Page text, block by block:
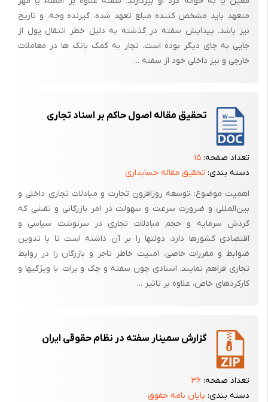
سوال : آیا در مثال بالا مسئولیت عدم پرداخت تنها با صادر کننده است ؟
خیر . نفرات قبل هم مسئولیت دارند البته آنها مسئولیت کیفری ندارند بلکه
مسئولیت مدنی دارند و تنها از آنها میتوان وجه چک را طلب کرد .
پرداخت کننده :
وظیفه دارد در برگ مخصوص که مشخصات چک ، و هویت و نشانی کامل
صادر کننده ، که علت عدم پرداخت در آن ذکر شده باشد به روشنی قید کتد .
سپس این برگ را مهر و امضاء کرده و دارنده چک تسلیم کند . دارنده چک باید
دقت کند که تمامی موارد ذکر شده باشد و علت عدم پرداخت نیز در آن برگه
توسط بانک پر شده باشد . همچنین بانک وظیفه دارد نسخه دوم گواهی عدم
پرداخت را سریعا به آخرین آدرس صاحب چک جهت اطلاع بفرستد .
استلاح های موجود در مباحث چک
جرم تحت تعقیب مراجع قضائی قرار گیرد .
6-مسئولیت مدنی : در مقابل مسئولیت کیفری قرار می گیرد که می توان به
شکل جبران خسارت ، انجام تعهد ، وفای به عهد و غیره ...... باشد .
متعهد باید مشخص کننده مبلغ تعهد شده، گیرنده وجه، و تاریخ
نیز باشد. پیدایش سفته در گذشته به دلیل خطر انتقال پول از
جایی به جای دیگر بوده است. تجار به کمک بانک ها در معاملات
خارجی و نیز داخلی خود از سفته ...
تحقیق مقاله اصول حاکم بر اسناد تجاری
تعداد صفحه: ۱۵
دسته بندی: تحقیق مقاله حسابداری
اهمیت موضوع: توسعه روزافزون تجارت و مبادلات تجاری داخلی و
بین‌المللی و ضرورت سرعت و سهولت در امر بازرگانی و نقشی که
گردش سرمایه و حجم مبادلات تجاری در سرنوشت سیاسی و
اقتصادی کشورها دارد، دولتها را بر آن داشته است تا با تدوین
ضوابط و مقررات خاصی، امنیت خاطر تاجر و بازرگان را در روابط
تجاری فراهم نمایند. اسنادی چون سفته و چک و برات، با ویژگیها و
کارکردهای خاص، علاوه بر تاثیر ...
گزارش سمینار سفته در نظام حقوقی ایران
تعداد صفحه: ۳۶
دسته بندی: پایان نامه حقوق